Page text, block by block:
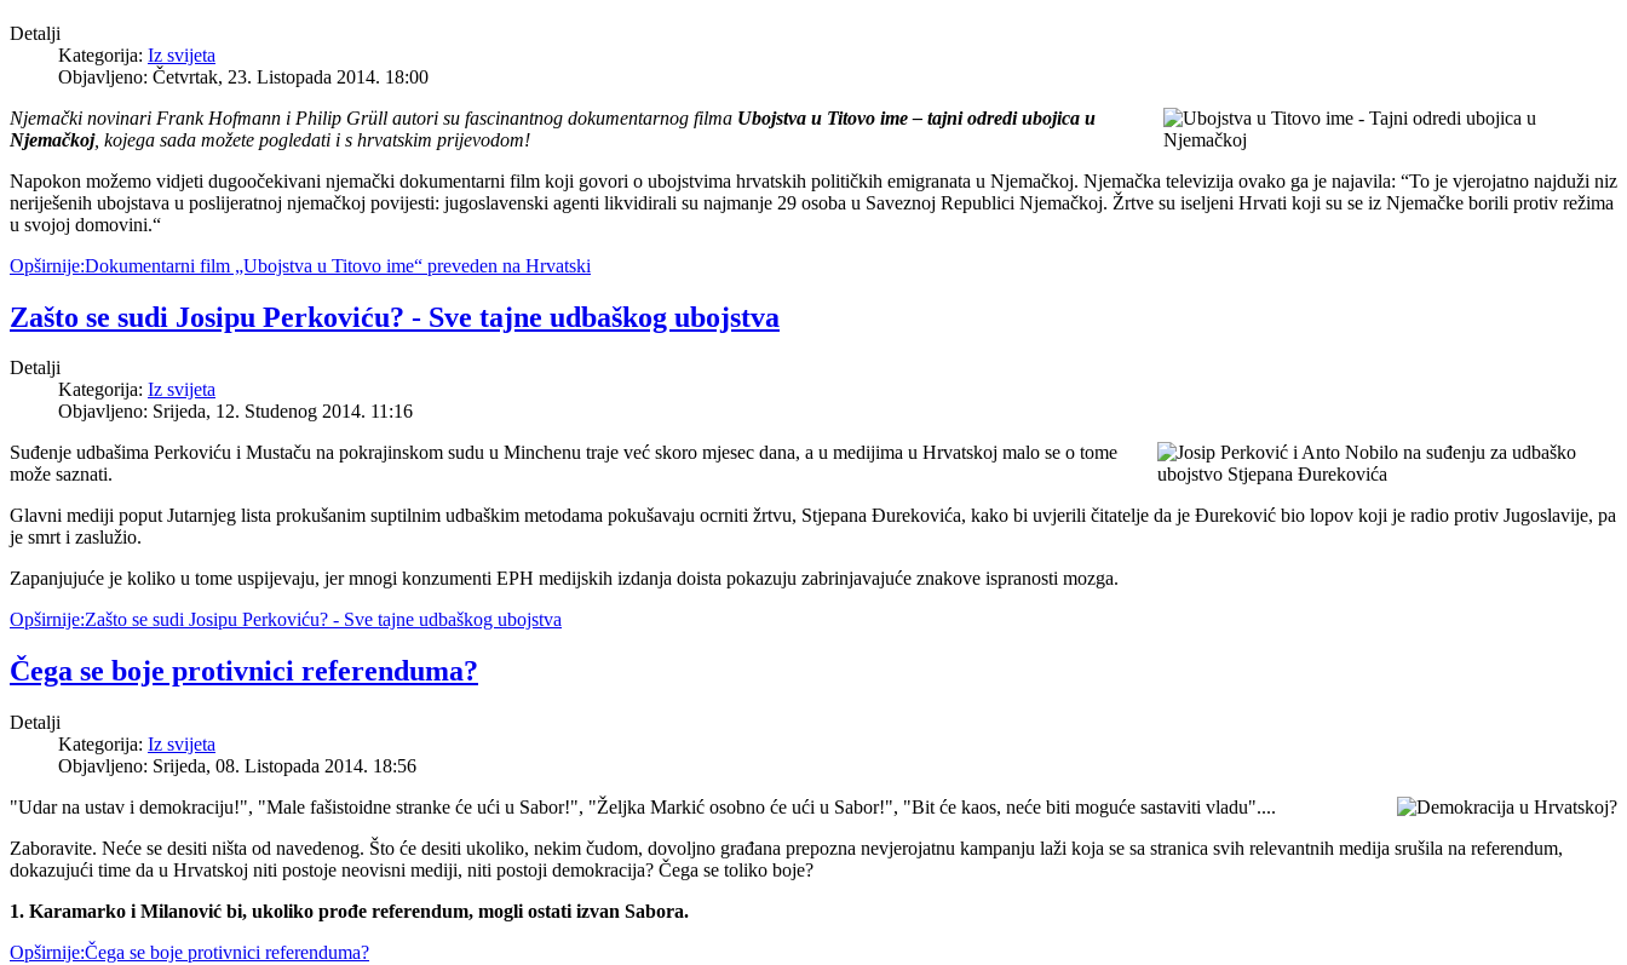
Detalji
Kategorija: Iz svijeta
Objavljeno: Četvrtak, 23. Listopada 2014. 18:00
Njemački novinari Frank Hofmann i Philip Grüll autori su fascinantnog dokumentarnog filma Ubojstva u Titovo ime – tajni odredi ubojica u
Njemačkoj, kojega sada možete pogledati i s hrvatskim prijevodom!
Napokon možemo vidjeti dugoočekivani njemački dokumentarni film koji govori o ubojstvima hrvatskih političkih emigranata u Njemačkoj. Njemačka televizija ovako ga je najavila: “To je vjerojatno najduži niz
neriješenih ubojstava u poslijeratnoj njemačkoj povijesti: jugoslavenski agenti likvidirali su najmanje 29 osoba u Saveznoj Republici Njemačkoj. Žrtve su iseljeni Hrvati koji su se iz Njemačke borili protiv režima
u svojoj domovini.“
Opširnije:Dokumentarni film „Ubojstva u Titovo ime“ preveden na Hrvatski
Zašto se sudi Josipu Perkoviću? - Sve tajne udbaškog ubojstva
Detalji
Kategorija: Iz svijeta
Objavljeno: Srijeda, 12. Studenog 2014. 11:16
Suđenje udbašima Perkoviću i Mustaču na pokrajinskom sudu u Minchenu traje već skoro mjesec dana, a u medijima u Hrvatskoj malo se o tome
može saznati.
Glavni mediji poput Jutarnjeg lista prokušanim suptilnim udbaškim metodama pokušavaju ocrniti žrtvu, Stjepana Đurekovića, kako bi uvjerili čitatelje da je Đureković bio lopov koji je radio protiv Jugoslavije, pa
je smrt i zaslužio.
Zapanjujuće je koliko u tome uspijevaju, jer mnogi konzumenti EPH medijskih izdanja doista pokazuju zabrinjavajuće znakove ispranosti mozga.
Opširnije:Zašto se sudi Josipu Perkoviću? - Sve tajne udbaškog ubojstva
Čega se boje protivnici referenduma?
Detalji
Kategorija: Iz svijeta
Objavljeno: Srijeda, 08. Listopada 2014. 18:56
"Udar na ustav i demokraciju!", "Male fašistoidne stranke će ući u Sabor!", "Željka Markić osobno će ući u Sabor!", "Bit će kaos, neće biti moguće sastaviti vladu"....
Zaboravite. Neće se desiti ništa od navedenog. Što će desiti ukoliko, nekim čudom, dovoljno građana prepozna nevjerojatnu kampanju laži koja se sa stranica svih relevantnih medija srušila na referendum,
dokazujući time da u Hrvatskoj niti postoje neovisni mediji, niti postoji demokracija? Čega se toliko boje?
1. Karamarko i Milanović bi, ukoliko prođe referendum, mogli ostati izvan Sabora.
Opširnije:Čega se boje protivnici referenduma?